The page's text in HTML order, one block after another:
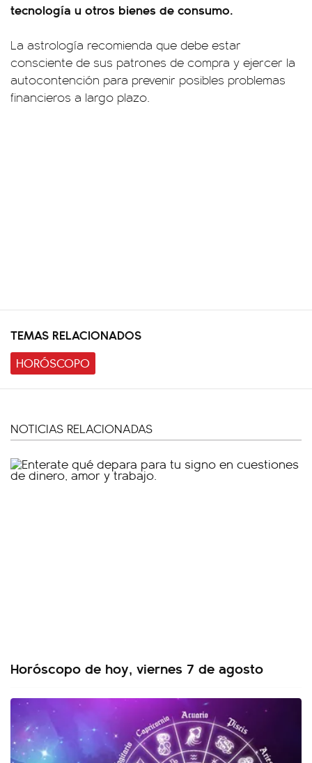
tecnología u otros bienes de consumo.
La astrología recomienda que debe estar
consciente de sus patrones de compra y ejercer la
autocontención para prevenir posibles problemas
financieros a largo plazo.
TEMAS RELACIONADOS
HORÓSCOPO
NOTICIAS RELACIONADAS
Horóscopo de hoy, viernes 7 de agosto